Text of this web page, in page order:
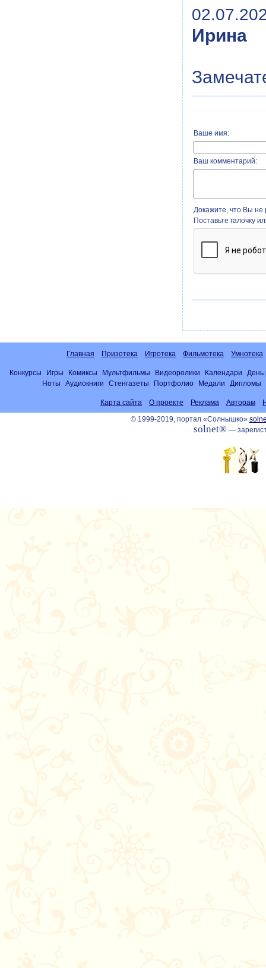
Ирина
Ваше имя:
Ваш комментарий:
Докажите, что Вы не
Поставьте галочку
Главная Призотека Игротека Фильмотека Умнотека
Конкурсы Игры Комиксы Мультфильмы Видеоролики Календари
День
Ноты
Аудиокниги Стенгазеты Портфолио Медали Дипломы
Карта сайта О проекте Реклама Авторам
© 1999-2019, портал «Солнышко»
solnet®—